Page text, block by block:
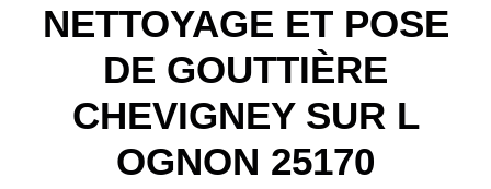
NETTOYAGE ET POSE
DE GOUTTIÈRE
CHEVIGNEY SUR L
OGNON 25170